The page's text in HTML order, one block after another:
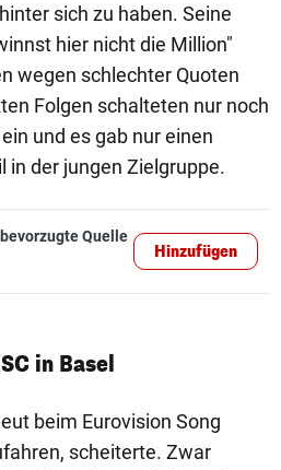
sich zu haben. Seine
hier nicht die Million"
wegen schlechter Quoten
Folgen schalteten nur noch
und es gab nur einen
der jungen Zielgruppe.
bevorzugte Quelle
Hinzufügen
in Basel
beim Eurovision Song
scheiterte. Zwar